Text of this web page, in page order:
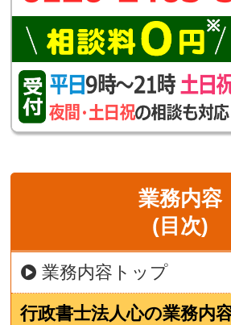
業務内容
(目次)
業務内容トップ
行政書士法人心の業務内